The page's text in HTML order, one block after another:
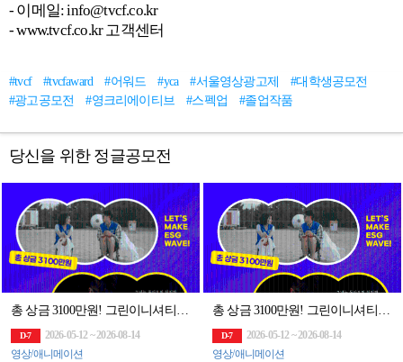
- 이메일: info@tvcf.co.kr
- www.tvcf.co.kr 고객센터
#tvcf #tvcfaward #어워드 #yca #서울영상광고제
#대학생공모전
#광고공모전
#영크리에이티브 #스펙업 #졸업작품
당신을 위한 정글공모전
총 상금 3100만원! 그린이니셔티브 60초 영화제 공모전 (~8/14)
D-7
2026-05-12 ~ 2026-08-14
영상/애니메이션
총 상금 3100만원! 그린이니셔티브 60초 영화제 공모전 (~8/14)
D-7
2026-05-12 ~ 2026-08-14
영상/애니메이션